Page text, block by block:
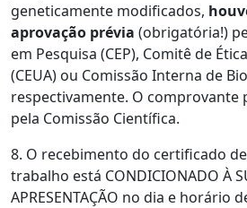
geneticamente modificados,
aprovação prévia (obrigatória!)
em Pesquisa (CEP), Comitê de
(CEUA) ou Comissão Interna de
respectivamente. O comprovante
pela Comissão Científica.
8. O recebimento do certificado
trabalho está CONDICIONADO À
APRESENTAÇÃO no dia e horário